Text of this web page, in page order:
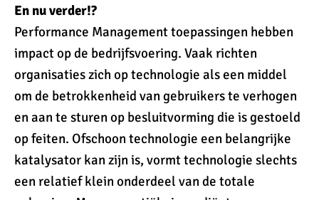
En nu verder!?
Performance Management toepassingen hebben
impact op de bedrijfsvoering. Vaak richten
organisaties zich op technologie als een middel
om de betrokkenheid van gebruikers te verhogen
en aan te sturen op besluitvorming die is gestoeld
op feiten. Ofschoon technologie een belangrijke
katalysator kan zijn is, vormt technologie slechts
een relatief klein onderdeel van de totale